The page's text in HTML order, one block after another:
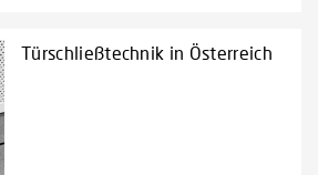
Türschließtechnik in Österreich